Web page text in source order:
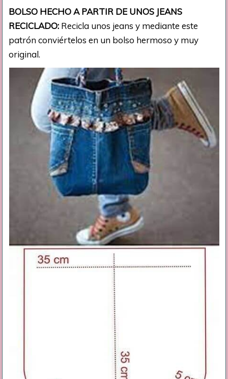
BOLSO HECHO A PARTIR DE UNOS JEANS
RECICLADO: Recicla unos jeans y mediante este
patrón conviértelos en un bolso hermoso y muy
original.